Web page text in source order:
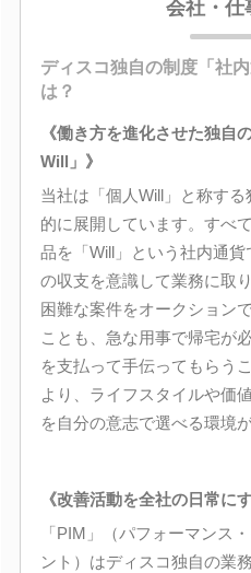
会社・仕
ディスコ独自の制度「社
は？
《働き方を進化させた独自
Will」》
当社は「個人Will」と称す
的に展開しています。すべ
品を「Will」という社内通
の収支を意識して業務に取
困難な案件をオークション
ことも、急な用事で帰宅が
を支払って手伝ってもらう
より、ライフスタイルや価
を自分の意志で選べる環境
《改善活動を全社の日常に
「PIM」（パフォーマンス
ント）はディスコ独自の業